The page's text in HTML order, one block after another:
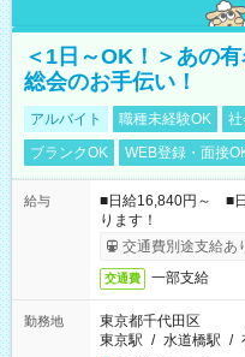
＜1日～OK！＞あの
総会のお手伝い！
アルバイト 職種未経験OK
ブランクOK
WEB登録・面接
給与
■日給16,840円～ ■
ります！
交通費別途支給あ
交通費 一部支給
勤務地
東京都千代田区
東京駅 / 水道橋駅 /